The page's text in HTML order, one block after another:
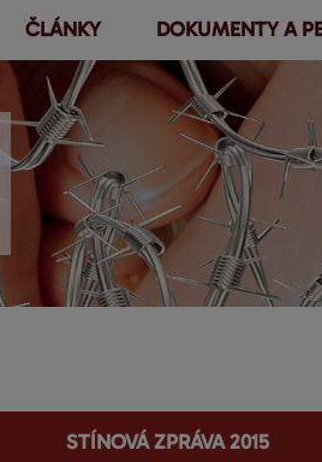
Přejít k
hlavnímu
obsahu
ČLÁNKY DOKUMENTY A
Stínová zpráva 2015